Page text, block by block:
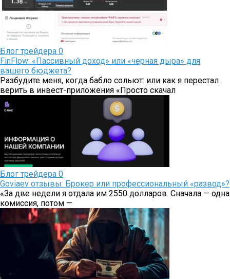
Блог трейдера 0
FinFlow: «Пассивный доход» или «черная дыра» для
вашего бюджета?
Разбудите меня, когда бабло сольют: или как я перестал
верить в инвест-приложения «Просто скачал
Блог трейдера 0
Goviaev отзывы: Брокер или профессиональный «развод»?
«За две недели я отдала им 2550 долларов. Сначала — одна
комиссия, потом —